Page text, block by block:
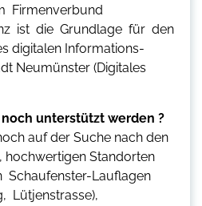
Firmenverbund
ist die Grundlage für den
digitalen Informations-
Neumünster (Digitales
unterstützt werden ?
auf der Suche nach den
hochwertigen Standorten
Lauflagen
Lütjenstrasse),